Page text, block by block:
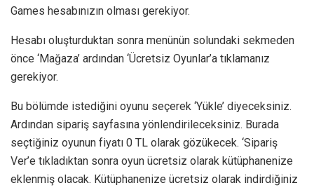
Games hesabınızın olması gerekiyor.
Hesabı oluşturduktan sonra menünün solundaki sekmeden
önce ‘Mağaza’ ardından ‘Ücretsiz Oyunlar’a tıklamanız
gerekiyor.
Bu bölümde istediğini oyunu seçerek ‘Yükle’ diyeceksiniz.
Ardından sipariş sayfasına yönlendirileceksiniz. Burada
seçtiğiniz oyunun fiyatı 0 TL olarak gözükecek. ‘Sipariş
Ver’e tıkladıktan sonra oyun ücretsiz olarak kütüphanenize
eklenmiş olacak. Kütüphanenize ücretsiz olarak indirdiğiniz